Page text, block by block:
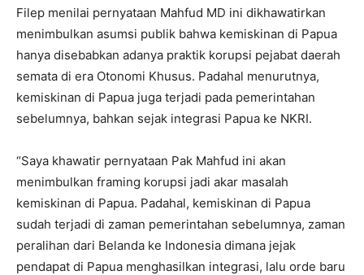
Filep menilai pernyataan Mahfud MD ini dikhawatirkan
menimbulkan asumsi publik bahwa kemiskinan di Papua
hanya disebabkan adanya praktik korupsi pejabat daerah
semata di era Otonomi Khusus. Padahal menurutnya,
kemiskinan di Papua juga terjadi pada pemerintahan
sebelumnya, bahkan sejak integrasi Papua ke NKRI.
“Saya khawatir pernyataan Pak Mahfud ini akan
menimbulkan framing korupsi jadi akar masalah
kemiskinan di Papua. Padahal, kemiskinan di Papua
sudah terjadi di zaman pemerintahan sebelumnya, zaman
peralihan dari Belanda ke Indonesia dimana jejak
pendapat di Papua menghasilkan integrasi, lalu orde baru